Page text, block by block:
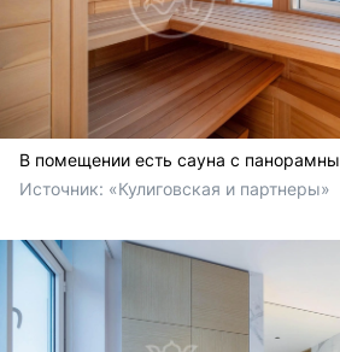
В помещении есть сауна с
Источник: «Кулиговская и партнеры»